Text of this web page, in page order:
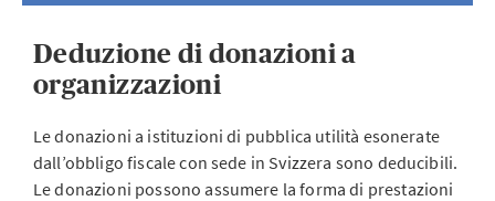
Deduzione di donazioni a
organizzazioni
Le donazioni a istituzioni di pubblica utilità esonerate
dall’obbligo fiscale con sede in Svizzera sono deducibili.
Le donazioni possono assumere la forma di prestazioni